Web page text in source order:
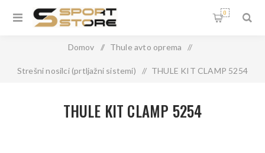
0
Domov / Thule avto oprema /
Strešni nosilci (prtljažni sistemi) / THULE KIT CLAMP 5254
THULE KIT CLAMP 5254